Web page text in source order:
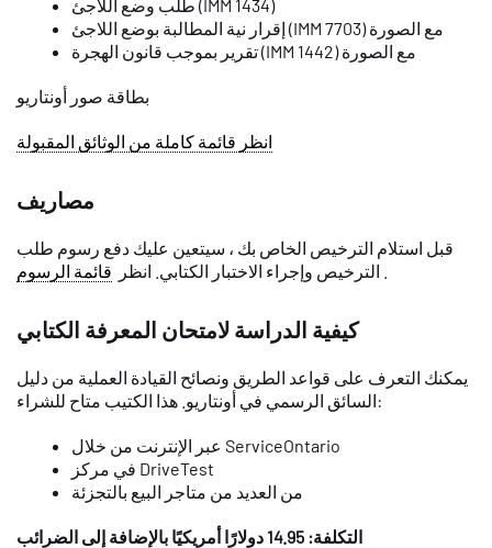
طلب وضع اللاجئ (IMM 1434)
إقرار نية المطالبة بوضع اللاجئ (IMM 7703) مع الصورة
تقرير بموجب قانون الهجرة (IMM 1442) مع الصورة
بطاقة صور أونتاريو
انظر قائمة كاملة من الوثائق المقبولة
مصاريف
قبل استلام الترخيص الخاص بك ، سيتعين عليك دفع رسوم طلب
الترخيص وإجراء الاختبار الكتابي. انظر قائمة الرسوم
كيفية الدراسة لامتحان المعرفة الكتابي
يمكنك التعرف على قواعد الطريق ونصائح القيادة العملية من دليل
السائق الرسمي في أونتاريو. هذا الكتيب متاح للشراء:
عبر الإنترنت من خلال ServiceOntario
في مركز DriveTest
من العديد من متاجر البيع بالتجزئة
التكلفة: 14.95 دولارًا أمريكيًا بالإضافة إلى الضرائب